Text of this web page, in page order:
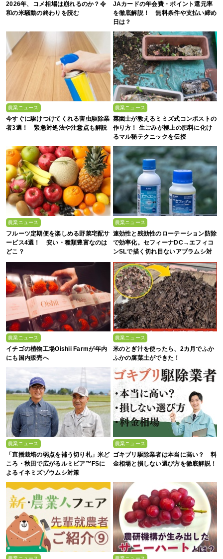
2026年、コメ相場は崩れるのか？令
和の米騒動の終わりを読む
JAカードの年会費・ポイント還元率
を徹底解説！ 無料条件や支払い締め
日は？
農業ニュース
今すぐに駆けつけてくれる害虫駆除業
者3選！ 緊急対処法や注意点も解説
農業ニュース
菜園士が教えるミミズ式コンポストの
作り方！ 生ごみが極上の肥料に化け
るマル秘テクニックを伝授
農業ニュース
フルーツ定期便を楽しめる野菜宅配サ
ービス4選！ 安い・種類豊富なのは
どこ？
農業ニュース
速効性と残効性のローテーション防除
で効率化。セフィーナDC→エフィコ
ンSLで描く切れ目ないアブラムシ対
農業ニュース
イチゴの植物工場Oishii Farmが年内
にも国内販売へ
農業ニュース
米のとぎ汁を使ったら、2カ月でふか
ふかの腐葉土ができた！
農業ニュース
「直播栽培の弱点を補う切り札」米ど
ころ・秋田で広がるルミビア™FSに
よるイネミズゾウムシ対策
農業ニュース
ゴキブリ駆除業者は本当に高い？ 料
金相場と損しない選び方を徹底解説！